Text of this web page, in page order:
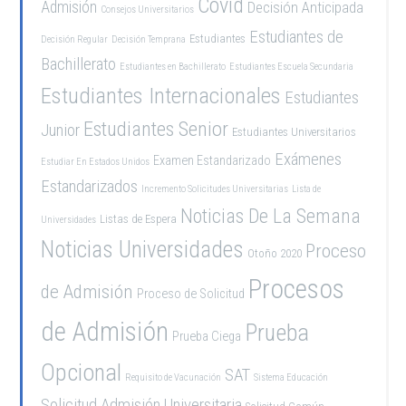
Admisión Consejos Universitarios Decisión Anticipada
Decisión Regular Decisión Temprana Estudiantes Estudiantes de
Bachillerato Estudiantes en Bachillerato Estudiantes Escuela Secundaria
Estudiantes Internacionales Estudiantes
Junior Estudiantes Senior Estudiantes Universitarios
Estudiar En Estados Unidos Examen Estandarizado Exámenes
Estandarizados Incremento Solicitudes Universitarias Lista de
Universidades Listas de Espera Noticias De La Semana
Noticias Universidades Otoño 2020 Proceso
de Admisión Proceso de Solicitud Procesos
de Admisión Prueba Ciega Prueba
Opcional Requisito de Vacunación SAT Sistema Educación